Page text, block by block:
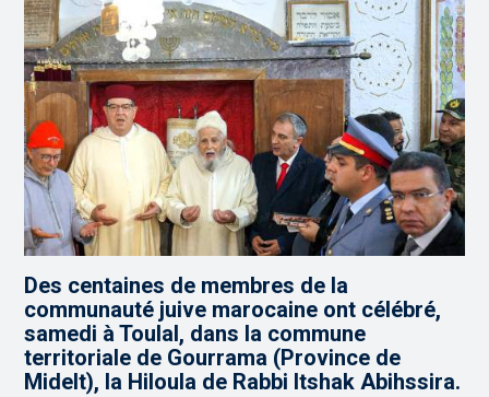
Des centaines de membres de la
communauté juive marocaine ont célébré,
samedi à Toulal, dans la commune
territoriale de Gourrama (Province de
Midelt), la Hiloula de Rabbi Itshak Abihssira.